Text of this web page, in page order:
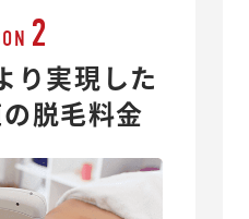
2
り実現した
脱毛料金